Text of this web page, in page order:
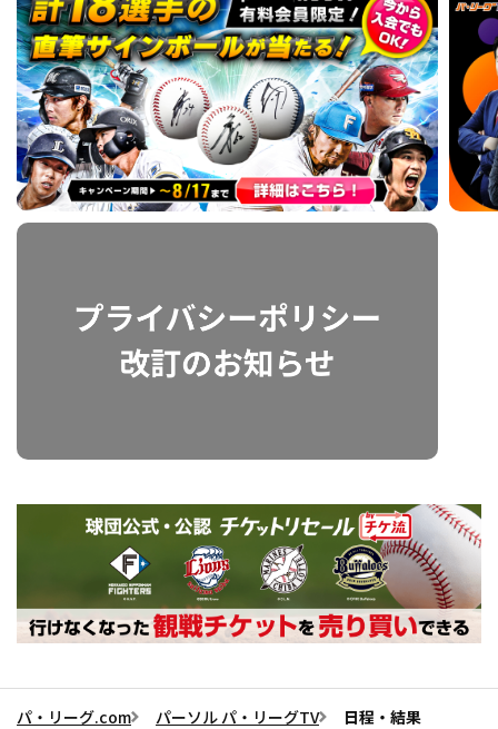
パ・リーグ.com パーソル パ・リーグTV 日程・結果